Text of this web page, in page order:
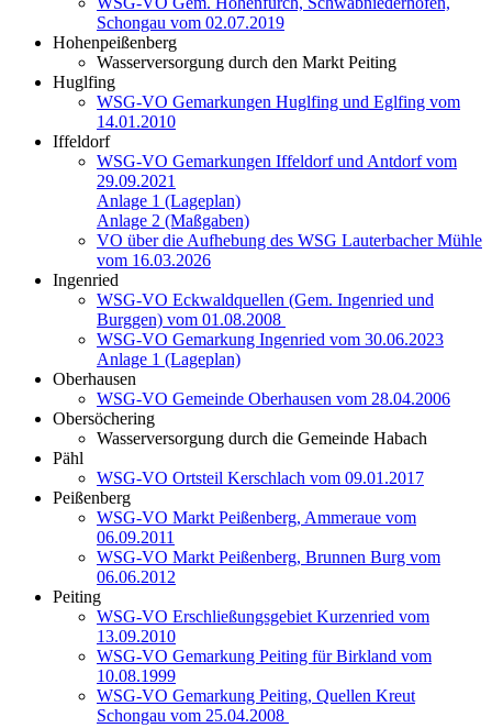
Schongau vom 02.07.2019
Hohenpeißenberg
Wasserversorgung durch den Markt Peiting
Huglfing
WSG-VO Gemarkungen Huglfing und Eglfing vom
14.01.2010
Iffeldorf
WSG-VO Gemarkungen Iffeldorf und Antdorf vom
29.09.2021
Anlage 1 (Lageplan)
Anlage 2 (Maßgaben)
VO über die Aufhebung des WSG Lauterbacher Mühle
vom 16.03.2026
Ingenried
WSG-VO Eckwaldquellen (Gem. Ingenried und
Burggen) vom 01.08.2008
WSG-VO Gemarkung Ingenried vom 30.06.2023
Anlage 1 (Lageplan)
Oberhausen
WSG-VO Gemeinde Oberhausen vom 28.04.2006
Obersöchering
Wasserversorgung durch die Gemeinde Habach
Pähl
WSG-VO Ortsteil Kerschlach vom 09.01.2017
Peißenberg
WSG-VO Markt Peißenberg, Ammeraue vom
06.09.2011
WSG-VO Markt Peißenberg, Brunnen Burg vom
06.06.2012
Peiting
WSG-VO Erschließungsgebiet Kurzenried vom
13.09.2010
WSG-VO Gemarkung Peiting für Birkland vom
10.08.1999
WSG-VO Gemarkung Peiting, Quellen Kreut
Schongau vom 25.04.2008